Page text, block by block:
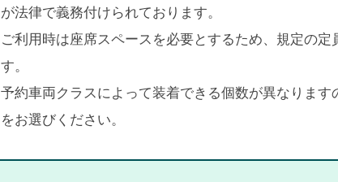
が法律で義務付けられております。
ご利用時は座席スペースを必要とするため、規定の
す。
予約車両クラスによって装着できる個数が異なりま
をお選びください。